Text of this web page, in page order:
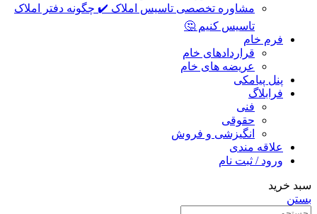
مشاوره تخصصی تاسیس املاک ✔️ چگونه دفتر املاک
تاسیس کنیم 🤔
فرم خام
قراردادهای خام
عریضه های خام
پنل پیامکی
فرابلاگ
فنی
حقوقی
انگیزشی و فروش
علاقه مندی
ورود / ثبت نام
سبد خرید
بستن